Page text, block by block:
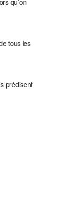
tous les
prédisent